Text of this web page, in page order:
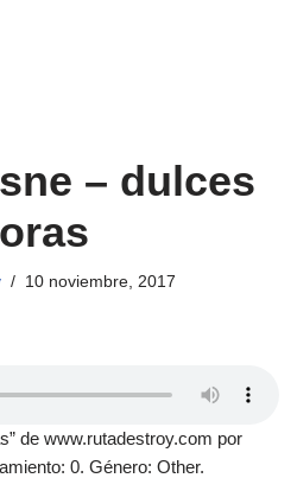
– dulces
10 noviembre, 2017
de www.rutadestroy.com por
0. Género: Other.